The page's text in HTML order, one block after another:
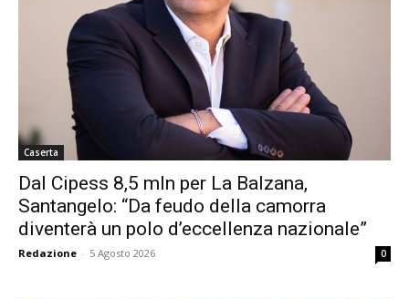
Caserta
Dal Cipess 8,5 mln per La Balzana,
Santangelo: “Da feudo della camorra
diventerà un polo d’eccellenza nazionale”
Redazione - 5 Agosto 2026 0